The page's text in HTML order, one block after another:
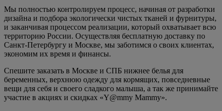
Мы полностью контролируем процесс, начиная от разработки
дизайна и подбора экологически чистых тканей и фурнитуры,
и заканчивая процессом реализации, который охватывает всю
территорию России. Осуществляя бесплатную доставку по
Санкт-Петербургу и Москве, мы заботимся о своих клиентах,
экономим их время и финансы.
Спешите заказать в Москве и СПБ нижнее белья для
беременных, верхнюю одежду для кормящих, повседневные
вещи для себя и своего сладкого малыша, а так же принимайте
участие в акциях и скидках «Y@mmy Mammy».